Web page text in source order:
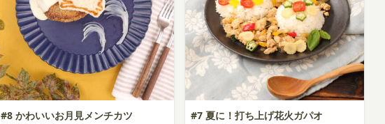
#8 かわいいお月見メンチカツ #7 夏に！打ち上げ花火ガパオ